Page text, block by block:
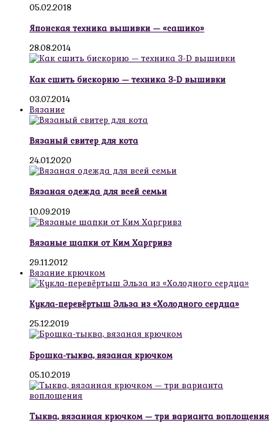
05.02.2018
Японская техника вышивки — «сашико»
28.08.2014
Как сшить бискорню — техника 3-D вышивки
03.07.2014
Вязание
Вязаный свитер для кота
24.01.2020
Вязаная одежда для всей семьи
10.09.2019
Вязаные шапки от Ким Харгривз
29.11.2012
Вязание крючком
Кукла-перевёртыш Эльза из «Холодного сердца»
25.12.2019
Брошка-тыква, вязаная крючком
05.10.2019
Тыква, вязанная крючком — три варианта воплощения